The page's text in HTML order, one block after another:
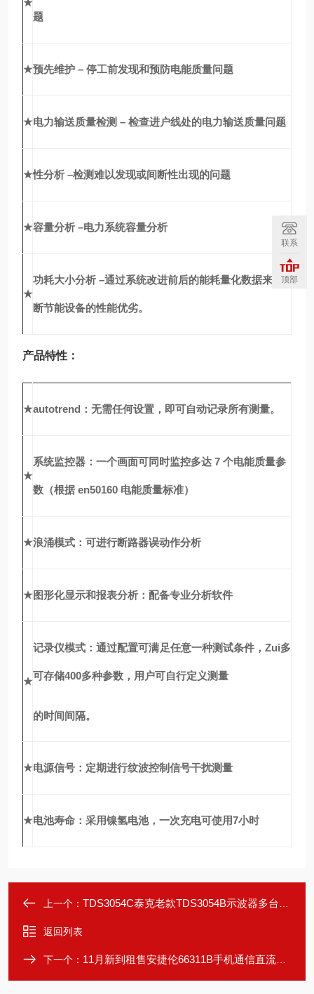
题
★预先维护 – 停工前发现和预防电能质量问题
★电力输送质量检测 – 检查进户线处的电力输送质量问题
★性分析 –检测难以发现或间断性出现的问题
★容量分析 –电力系统容量分析
★
功耗大小分析 –通过系统改进前后的能耗量化数据来判
断节能设备的性能优劣。
产品特性：
★autotrend：无需任何设置，即可自动记录所有测量。
★
系统监控器：一个画面可同时监控多达 7 个电能质量参
数（根据 en50160 电能质量标准）
★浪涌模式：可进行断路器误动作分析
★ 图形化显示和报表分析：配备专业分析软件
★
记录仪模式：通过配置可满足任意一种测试条件，Zui多
可存储400多种参数，用户可自行定义测量
的时间间隔。
★电源信号：定期进行纹波控制信号干扰测量
★电池寿命：采用镍氢电池，一次充电可使用7小时
上一个： TDS3054C泰克老款TDS3054B示波器多台租售
返回列表
下一个： 11月新到租售安捷伦66311B手机通信直流电源
联系
顶部